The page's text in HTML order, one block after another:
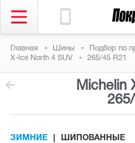
Главная Шины Подбор по
X-Ice North 4 SUV
265/45 R21
Michelin
265/
ЗИМНИЕ ШИПОВАННЫЕ